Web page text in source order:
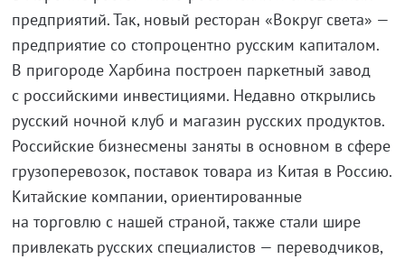
предприятий. Так, новый ресторан «Вокруг света» —
предприятие со стопроцентно русским капиталом.
В пригороде Харбина построен паркетный завод
с российскими инвестициями. Недавно открылись
русский ночной клуб и магазин русских продуктов.
Российские бизнесмены заняты в основном в сфере
грузоперевозок, поставок товара из Китая в Россию.
Китайские компании, ориентированные
на торговлю с нашей страной, также стали шире
привлекать русских специалистов — переводчиков,